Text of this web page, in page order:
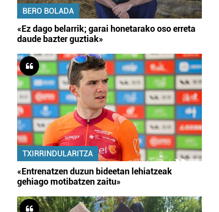
BERO BOLADA
«Ez dago belarrik; garai honetarako oso erreta
daude bazter guztiak»
TXIRRINDULARITZA
«Entrenatzen duzun bideetan lehiatzeak
gehiago motibatzen zaitu»